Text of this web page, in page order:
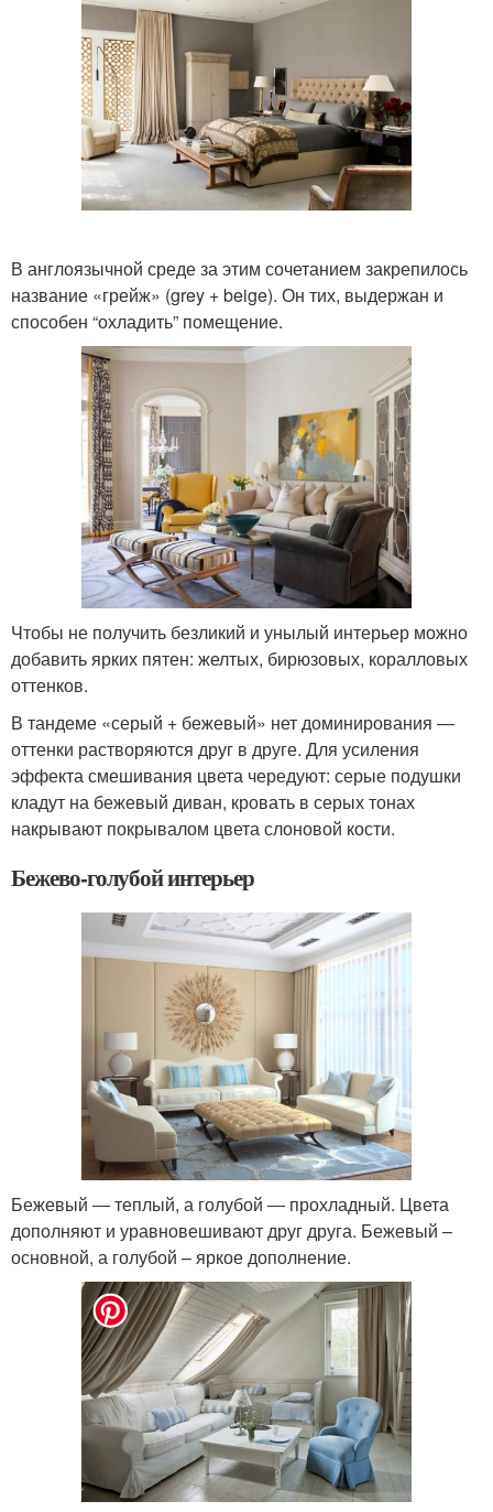
В англоязычной среде за этим сочетанием закрепилось
название «грейж» (grey + beige). Он тих, выдержан и
способен “охладить” помещение.
Чтобы не получить безликий и унылый интерьер можно
добавить ярких пятен: желтых, бирюзовых, коралловых
оттенков.
В тандеме «серый + бежевый» нет доминирования ―
оттенки растворяются друг в друге. Для усиления
эффекта смешивания цвета чередуют: серые подушки
кладут на бежевый диван, кровать в серых тонах
накрывают покрывалом цвета слоновой кости.
Бежево-голубой интерьер
Бежевый ― теплый, а голубой ― прохладный. Цвета
дополняют и уравновешивают друг друга. Бежевый –
основной, а голубой – яркое дополнение.